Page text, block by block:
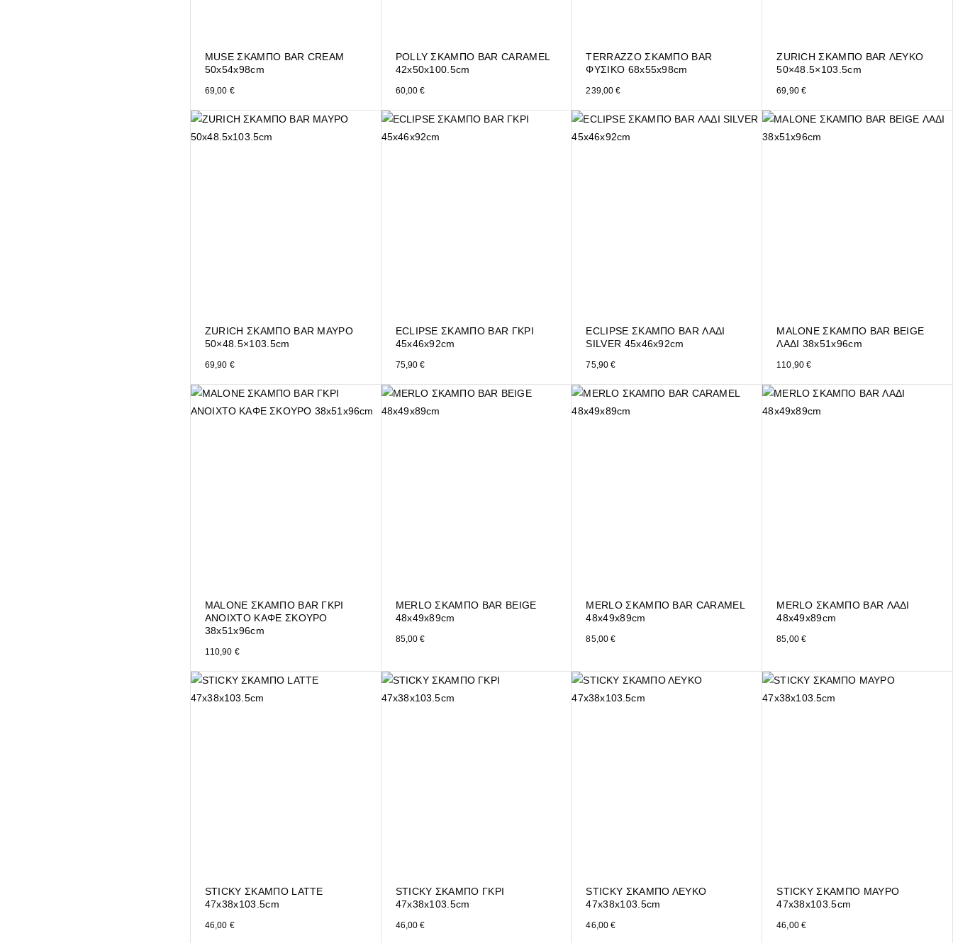
MUSE ΣΚΑΜΠΟ BAR CREAM
50x54x98cm
69,00 €
POLLY ΣΚΑΜΠΟ BAR CARAMEL
42x50x100.5cm
60,00€
TERRAZZO ΣΚΑΜΠΟ BAR
ΦΥΣΙΚΟ 68x55x98cm
239,00€
ZURICH ΣΚΑΜΠΟ BAR ΛΕΥΚΟ
50×48.5×103.5cm
69,90 €
ZURICH ΣΚΑΜΠΟ BAR ΜΑΥΡΟ
50×48.5×103.5cm
69,90 €
ECLIPSE ΣΚΑΜΠΟ BAR ΓΚΡΙ
45x46x92cm
75,90€
ECLIPSE ΣΚΑΜΠΟ BAR ΛΑΔΙ
SILVER 45x46x92cm
75,90€
MALONE ΣΚΑΜΠΟ BAR BEIGE
ΛΑΔΙ 38x51x96cm
110,90€
MALONE ΣΚΑΜΠΟ BAR ΓΚΡΙ
ΑΝΟΙΧΤΟ ΚΑΦΕ ΣΚΟΥΡΟ
38x51x96cm
110,90 €
MERLO ΣΚΑΜΠΟ BAR BEIGE
48x49x89cm
85,00€
MERLO ΣΚΑΜΠΟ BAR CARAMEL
48x49x89cm
85,00€
MERLO ΣΚΑΜΠΟ BAR ΛΑΔΙ
48x49x89cm
85,00 €
STICKY ΣΚΑΜΠΟ LATTE
47x38x103.5cm
46,00 €
STICKY ΣΚΑΜΠΟ ΓΚΡΙ
47x38x103.5cm
46,00€
STICKY ΣΚΑΜΠΟ ΛΕΥΚΟ
47x38x103.5cm
46,00€
STICKY ΣΚΑΜΠΟ ΜΑΥΡΟ
47x38x103.5cm
46,00 €